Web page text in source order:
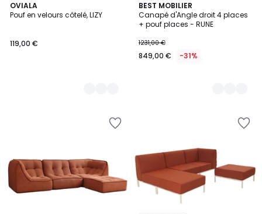
OVIALA
Pouf en velours côtelé, LIZY
119,00 €
2
Couleurs
BEST MOBILIER
Canapé d'Angle droit 4 places
+ pouf places - RUNE
1231,00 €
849,00 € -31%
6
Couleurs